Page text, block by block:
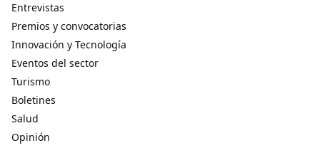
Entrevistas
Premios y convocatorias
Innovación y Tecnología
Eventos del sector
Turismo
Boletines
Salud
Opinión